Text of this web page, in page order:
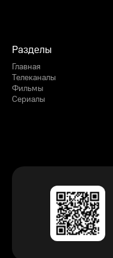
Разделы
Главная
Телеканалы
Фильмы
Сериалы